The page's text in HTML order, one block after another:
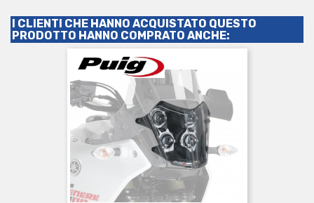
I CLIENTI CHE HANNO ACQUISTATO QUESTO
PRODOTTO HANNO COMPRATO ANCHE: